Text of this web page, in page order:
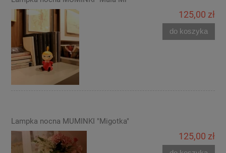
125,00 zł
do koszyka
Lampka nocna MUMINKI "Migotka"
125,00 zł